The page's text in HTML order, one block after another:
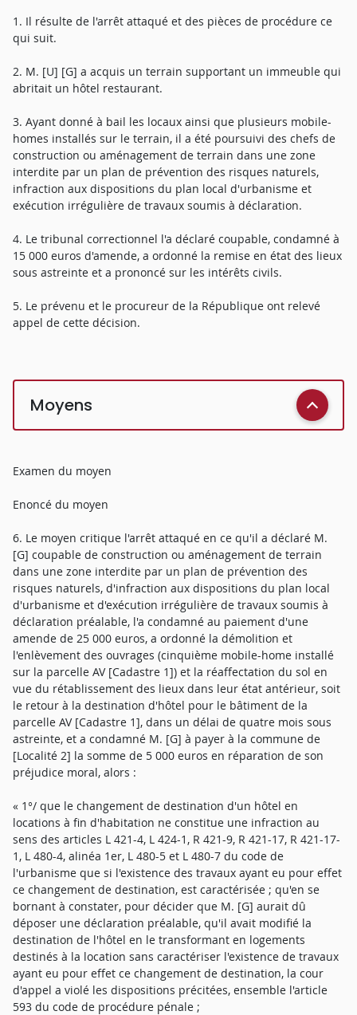
1. Il résulte de l'arrêt attaqué et des pièces de procédure ce
qui suit.
2. M. [U] [G] a acquis un terrain supportant un immeuble qui
abritait un hôtel restaurant.
3. Ayant donné à bail les locaux ainsi que plusieurs mobile-
homes installés sur le terrain, il a été poursuivi des chefs de
construction ou aménagement de terrain dans une zone
interdite par un plan de prévention des risques naturels,
infraction aux dispositions du plan local d'urbanisme et
exécution irrégulière de travaux soumis à déclaration.
4. Le tribunal correctionnel l'a déclaré coupable, condamné à
15 000 euros d'amende, a ordonné la remise en état des lieux
sous astreinte et a prononcé sur les intérêts civils.
5. Le prévenu et le procureur de la République ont relevé
appel de cette décision.
Moyens
Examen du moyen
Enoncé du moyen
6. Le moyen critique l'arrêt attaqué en ce qu'il a déclaré M.
[G] coupable de construction ou aménagement de terrain
dans une zone interdite par un plan de prévention des
risques naturels, d'infraction aux dispositions du plan local
d'urbanisme et d'exécution irrégulière de travaux soumis à
déclaration préalable, l'a condamné au paiement d'une
amende de 25 000 euros, a ordonné la démolition et
l'enlèvement des ouvrages (cinquième mobile-home installé
sur la parcelle AV [Cadastre 1]) et la réaffectation du sol en
vue du rétablissement des lieux dans leur état antérieur, soit
le retour à la destination d'hôtel pour le bâtiment de la
parcelle AV [Cadastre 1], dans un délai de quatre mois sous
astreinte, et a condamné M. [G] à payer à la commune de
[Localité 2] la somme de 5 000 euros en réparation de son
préjudice moral, alors :
« 1°/ que le changement de destination d'un hôtel en
locations à fin d'habitation ne constitue une infraction au
sens des articles L 421-4, L 424-1, R 421-9, R 421-17, R 421-17-
1, L 480-4, alinéa 1er, L 480-5 et L 480-7 du code de
l'urbanisme que si l'existence des travaux ayant eu pour effet
ce changement de destination, est caractérisée ; qu'en se
bornant à constater, pour décider que M. [G] aurait dû
déposer une déclaration préalable, qu'il avait modifié la
destination de l'hôtel en le transformant en logements
destinés à la location sans caractériser l'existence de travaux
ayant eu pour effet ce changement de destination, la cour
d'appel a violé les dispositions précitées, ensemble l'article
593 du code de procédure pénale ;